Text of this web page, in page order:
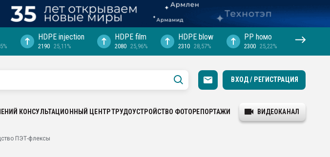
HDPE injection
2190 25,11%
HDPE film
2080 25,96%
HDPE blow
2310 28,57%
PP hомо
2300 25,22%
ВХОД / РЕГИСТРАЦИЯ
КОНСУЛЬТАЦИОННЫЙ ЦЕНТРТРУДОУСТРОЙСТВО ФОТОРЕПОРТАЖИ ВИДЕОКАНАЛ
ПЭТ-флексы